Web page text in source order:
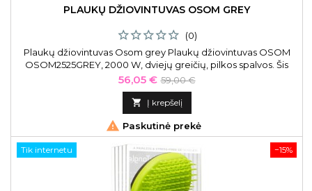
PLAUKŲ DŽIOVINTUVAS OSOM GREY
(0)
Plaukų džiovintuvas Osom grey Plaukų džiovintuvas OSOM
OSOM2525GREY, 2000 W, dviejų greičių, pilkos spalvos. Šis
džiovintuvas dėl pažangios jonų technologijos plaukus
išdžiovina dvigubai greičiau negu su įprasti plaukų
džiovintuvai.
Kaina
56,05 € Bazinė
kaina
59,00 €
 Į krepšelį
 Paskutinė prekė
−15%
Tik internetu